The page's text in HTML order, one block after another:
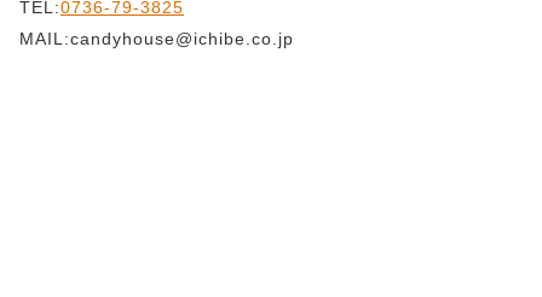
TEL:0736-79-3825
MAIL:candyhouse@ichibe.co.jp